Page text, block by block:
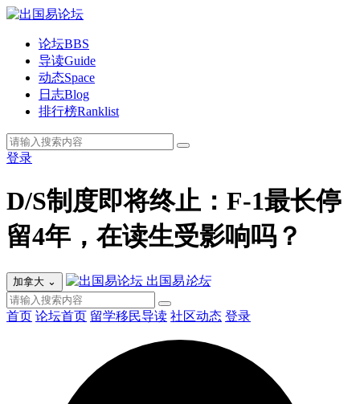
论坛BBS
导读Guide
动态Space
日志Blog
排行榜Ranklist
登录
D/S制度即将终止：F-1最长停
留4年，在读生受影响吗？
加拿大 ⌄ 出国易论坛
首页 论坛首页 留学移民导读 社区动态 登录